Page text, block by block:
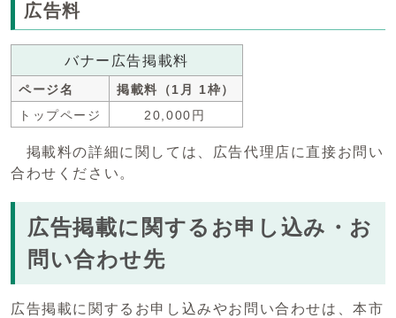
広告料
バナー広告掲載料
ページ名
掲載料（1月 1枠）
トップページ
20,000円
掲載料の詳細に関しては、広告代理店に直接お問い
合わせください。
広告掲載に関するお申し込み・お
問い合わせ先
広告掲載に関するお申し込みやお問い合わせは、本市